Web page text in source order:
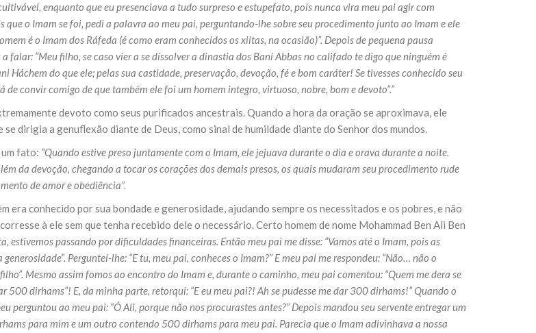
enquanto que eu presenciava a tudo surpreso e estupefato, pois nunca vira meu pai agir com
que o Imam se foi, pedi a palavra ao meu pai, perguntando-lhe sobre seu procedimento junto ao Imam e ele
é o Imam dos Ráfeda (é como eram conhecidos os xiitas, na ocasião)”. Depois de pequena pausa
falar: “Meu filho, se caso vier a se dissolver a dinastia dos Bani Abbas no califado te digo que ninguém é
Háchem do que ele; pelas sua castidade, preservação, devoção, fé e bom caráter! Se tivesses conhecido seu
de convir comigo de que também ele foi um homem integro, virtuoso, nobre, bom e devoto”.”
devoto como seus purificados ancestrais. Quando a hora da oração se aproximava, ele
dirigia a genuflexão diante de Deus, como sinal de humildade diante do Senhor dos mundos.
um fato: “Quando estive preso juntamente com o Imam, ele jejuava durante o dia e orava durante a noite.
da devoção, chegando a tocar os corações dos demais presos, os quais mudaram seu procedimento rude
de amor e obediência”.
era conhecido por sua bondade e generosidade, ajudando sempre os necessitados e os pobres, e não
à ele sem que tenha recebido dele o necessário. Certo homem de nome Mohammad Ben Ali Ben
estivemos passando por dificuldades financeiras. Então meu pai me disse: “Vamos até o Imam, pois as
Perguntei-lhe: “E tu, meu pai, conheces o Imam?” E meu pai me respondeu: “Não… não o
Mesmo assim fomos ao encontro do Imam e, durante o caminho, meu pai comentou: “Quem me dera se
500 dirhams”! E, da minha parte, retorqui: “E eu meu pai?! Ah se pudesse me dar 300 dirhams!” Quando o
perguntou ao meu pai: “Ó Ali, porque não nos procurastes antes?” Depois mandou seu servente entregar um
para mim e um outro contendo 500 dirhams para meu pai. Parecia que o Imam adivinhava a nossa